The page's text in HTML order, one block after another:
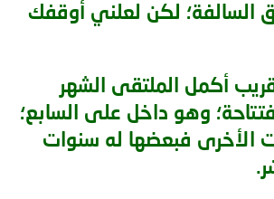
المنشودة من الموقع والتي
الكراني المشرف العام على
لمشاهدة الروابط
هذه الأهداف عملياً وهذا يستلزم
شك لكن من انتصب لهذا وتحمل
عليه القيام به على أتم وجه .
السالفة؛ لكن لعلني أوقفك
أكمل الملتقى الشهر
وهو داخل على السابع؛
الأخرى فبعضها له سنوات